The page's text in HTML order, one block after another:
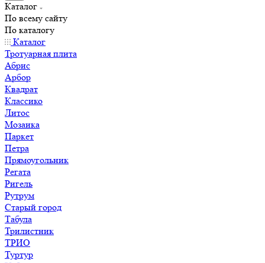
Каталог
По всему сайту
По каталогу
Каталог
Тротуарная плита
Абрис
Арбор
Квадрат
Классико
Литос
Мозаика
Паркет
Петра
Прямоугольник
Регата
Ригель
Рутрум
Старый город
Табула
Трилистник
ТРИО
Туртур